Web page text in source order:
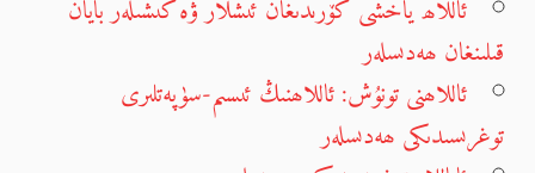
ئاللاھ ياخشى كۆرىدىغان ئىشلار ۋە كىشىلەر بايان
قىلىنغان ھەدىسلەر
ئاللاھنى تونۇش: ئاللاھنىڭ ئىسىم-سۈپەتلىرى
توغرىسىدىكى ھەدىسلەر